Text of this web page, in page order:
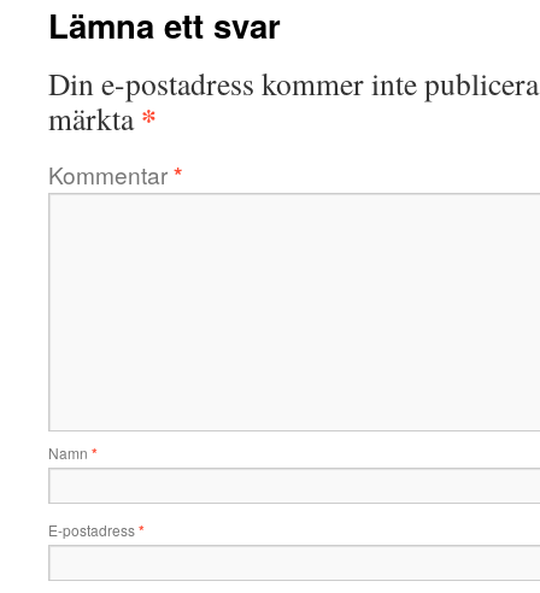
Lämna ett svar
Din e-postadress kommer inte
märkta*
Kommentar*
Namn *
E-postadress*